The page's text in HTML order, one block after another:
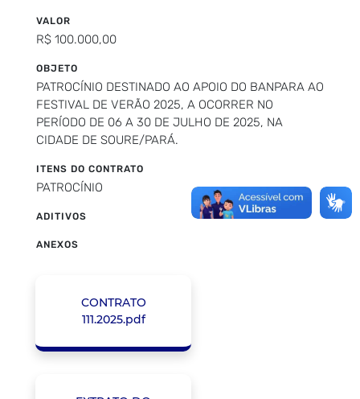
VALOR
R$ 100.000,00
OBJETO
PATROCÍNIO DESTINADO AO APOIO DO BANPARA AO
FESTIVAL DE VERÃO 2025, A OCORRER NO
PERÍODO DE 06 A 30 DE JULHO DE 2025, NA
CIDADE DE SOURE/PARÁ.
ITENS DO CONTRATO
PATROCÍNIO
ADITIVOS
ANEXOS
CONTRATO
111.2025.pdf